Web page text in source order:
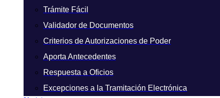
Trámite Fácil
Validador de Documentos
Criterios de Autorizaciones de Poder
Aporta Antecedentes
Respuesta a Oficios
Excepciones a la Tramitación Electrónica